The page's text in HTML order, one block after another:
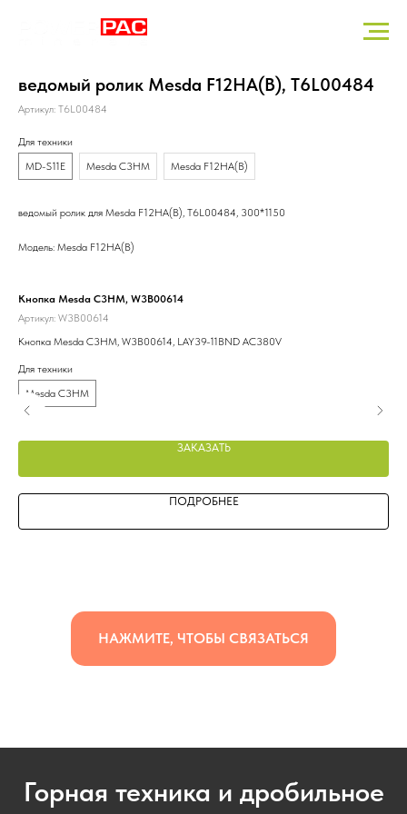
ведомый ролик Mesda F12HA(B), T6L00484
Артикул: T6L00484
Для техники
MD-S11E
Mesda C3HM Mesda F12HA(B)
ведомый ролик для Mesda F12HA(B), T6L00484, 300*1150
Модель: Mesda F12HA(B)
Кнопка Mesda C3HM, W3B00614
Артикул: W3B00614
Кнопка Mesda C3HM, W3B00614, LAY39-11BND AC380V
Для техники
Mesda C3HM
ЗАКАЗАТЬ
ПОДРОБНЕЕ
НАЖМИТЕ, ЧТОБЫ СВЯЗАТЬСЯ
Горная техника и дробильное